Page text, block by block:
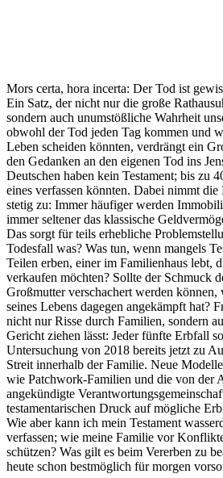
Mors certa, hora incerta: Der Tod ist
Ein Satz, der nicht nur die große
sondern auch unumstößliche Wahrheit
obwohl der Tod jeden Tag kommen und
Leben scheiden könnten, verdrängt ein
den Gedanken an den eigenen Tod ins
Deutschen haben kein Testament; bis zu
eines verfassen könnten. Dabei nimmt
stetig zu: Immer häufiger werden
immer seltener das klassische
Das sorgt für teils erhebliche
Todesfall was? Was tun, wenn mangels
Teilen erben, einer im Familienhaus lebt,
verkaufen möchten? Sollte der Schmuck
Großmutter verschachert werden können,
seines Lebens dagegen angekämpft hat?
nicht nur Risse durch Familien, sondern
Gericht ziehen lässt: Jeder fünfte Erbfall
Untersuchung von 2018 bereits jetzt zu
Streit innerhalb der Familie. Neue
wie Patchwork-Familien und die von der
angekündigte
testamentarischen Druck auf mögliche
Wie aber kann ich mein Testament
verfassen; wie meine Familie vor
schützen? Was gilt es beim Vererben zu
heute schon bestmöglich für morgen